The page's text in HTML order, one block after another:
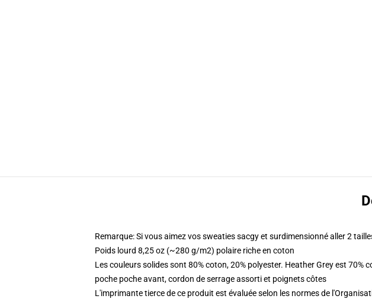
Remarque: Si vous aimez vos sweaties sacgy et surdimensionné aller 2
Poids lourd 8,25 oz (~280 g/m2) polaire riche en coton
Les couleurs solides sont 80% coton, 20% polyester. Heather Grey est
poche poche avant, cordon de serrage assorti et poignets côtes
L'imprimante tierce de ce produit est évaluée selon les normes de